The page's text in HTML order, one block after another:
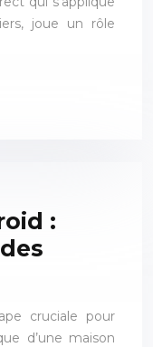
joue un rôle
:
cruciale pour
d’une maison